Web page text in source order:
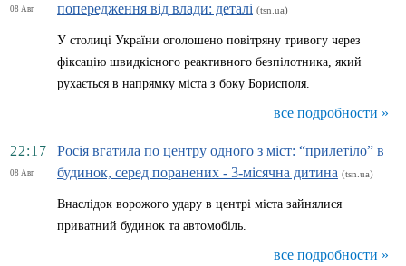
08 Авг
попередження від влади: деталі (tsn.ua)
У столиці України оголошено повітряну тривогу через
фіксацію швидкісного реактивного безпілотника, який
рухається в напрямку міста з боку Борисполя.
все подробности »
22:17
08 Авг
Росія вгатила по центру одного з міст: “прилетіло” в
будинок, серед поранених - 3-місячна дитина (tsn.ua)
Внаслідок ворожого удару в центрі міста зайнялися
приватний будинок та автомобіль.
все подробности »